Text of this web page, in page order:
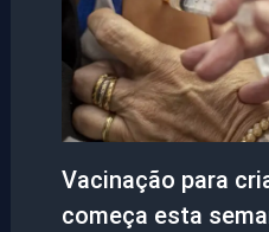
Vacinação para
começa esta